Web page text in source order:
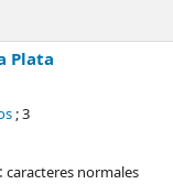
Plata
; 3
caracteres normales